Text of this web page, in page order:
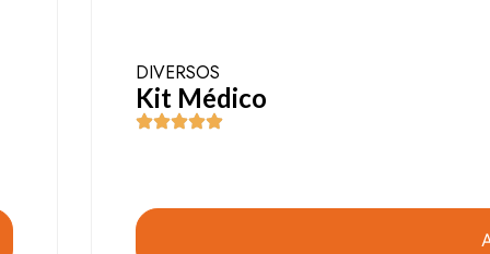
DIVERSOS
Kit Médico